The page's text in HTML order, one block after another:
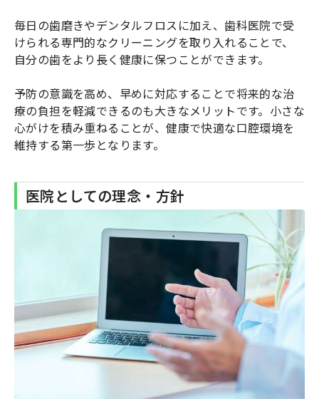
毎日の歯磨きやデンタルフロスに加え、歯科医院で受
けられる専門的なクリーニングを取り入れることで、
自分の歯をより長く健康に保つことができます。
予防の意識を高め、早めに対応することで将来的な治
療の負担を軽減できるのも大きなメリットです。小さな
心がけを積み重ねることが、健康で快適な口腔環境を
維持する第一歩となります。
医院としての理念・方針